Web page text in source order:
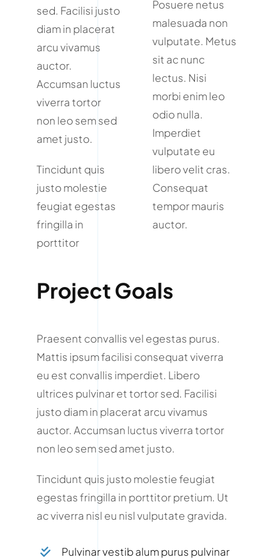
sed. Facilisi justo
diam in placerat
arcu vivamus
auctor.
Accumsan luctus
viverra tortor
non leo sem sed
amet justo.
Tincidunt quis
justo molestie
feugiat egestas
fringilla in
porttitor
Posuere netus
malesuada non
vulputate. Metus
sit ac nunc
lectus. Nisi
morbi enim leo
odio nulla.
Imperdiet
vulputate eu
libero velit cras.
Consequat
tempor mauris
auctor.
Project Goals
Praesent convallis vel egestas purus.
Mattis ipsum facilisi consequat viverra
eu est convallis imperdiet. Libero
ultrices pulvinar et tortor sed. Facilisi
justo diam in placerat arcu vivamus
auctor. Accumsan luctus viverra tortor
non leo sem sed amet justo.
Tincidunt quis justo molestie feugiat
egestas fringilla in porttitor pretium. Ut
ac viverra nisl eu nisl vulputate gravida.
Pulvinar vestib alum purus pulvinar